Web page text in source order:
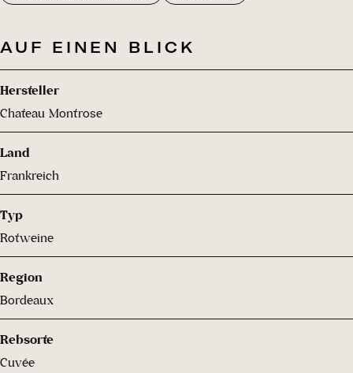
AUF EINEN BLICK
Hersteller
Chateau Montrose
Land
Frankreich
Typ
Rotweine
Region
Bordeaux
Rebsorte
Cuvée